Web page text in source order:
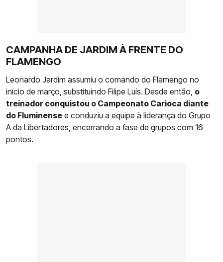
CAMPANHA DE JARDIM À FRENTE DO
FLAMENGO
Leonardo Jardim assumiu o comando do Flamengo no
início de março, substituindo Filipe Luís. Desde então, o
treinador conquistou o Campeonato Carioca diante
do Fluminense e conduziu a equipe à liderança do Grupo
A da Libertadores, encerrando a fase de grupos com 16
pontos.